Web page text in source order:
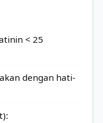
< 25
dengan hati-